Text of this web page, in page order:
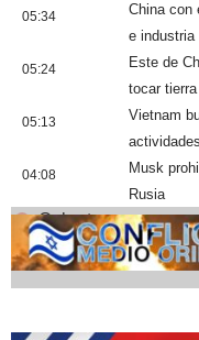
05:34
China con
e industria
05:24
Este de
tocar tierra
05:13
Vietnam
04:08
Musk
Rusia
Cobertura